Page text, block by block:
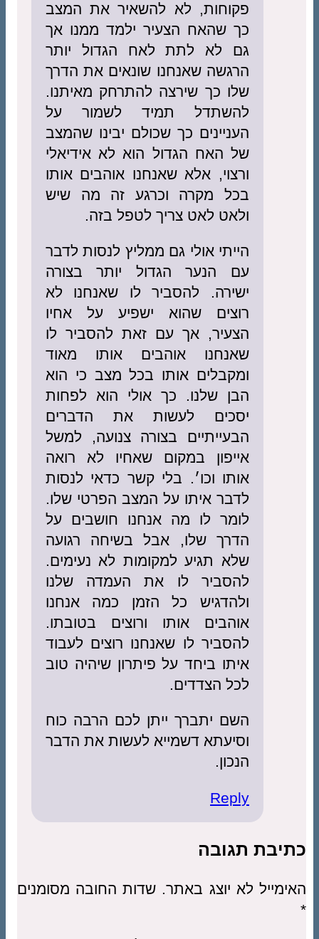
פקוחות, לא להשאיר את המצב
כך שהאח הצעיר ילמד ממנו אך
גם לא לתת לאח הגדול יותר
הרגשה שאנחנו שונאים את הדרך
שלו כך שירצה להתרחק מאיתנו.
להשתדל תמיד לשמור על
העניינים כך שכולם יבינו שהמצב
של האח הגדול הוא לא אידיאלי
ורצוי, אלא שאנחנו אוהבים אותו
בכל מקרה וכרגע זה מה שיש
ולאט לאט צריך לטפל בזה.
הייתי אולי גם ממליץ לנסות לדבר
עם הנער הגדול יותר בצורה
ישירה. להסביר לו שאנחנו לא
רוצים שהוא ישפיע על אחיו
הצעיר, אך עם זאת להסביר לו
שאנחנו אוהבים אותו מאוד
ומקבלים אותו בכל מצב כי הוא
הבן שלנו. כך אולי הוא לפחות
יסכים לעשות את הדברים
הבעייתיים בצורה צנועה, למשל
אייפון במקום שאחיו לא רואה
אותו וכו׳. בלי קשר כדאי לנסות
לדבר איתו על המצב הפרטי שלו.
לומר לו מה אנחנו חושבים על
הדרך שלו, אבל בשיחה רגועה
שלא תגיע למקומות לא נעימים.
להסביר לו את העמדה שלנו
ולהדגיש כל הזמן כמה אנחנו
אוהבים אותו ורוצים בטובתו.
להסביר לו שאנחנו רוצים לעבוד
איתו ביחד על פיתרון שיהיה טוב
לכל הצדדים.
השם יתברך ייתן לכם הרבה כוח
וסיעתא דשמייא לעשות את הדבר
הנכון.
Reply
כתיבת תגובה
האימייל לא יוצג באתר. שדות החובה מסומנים
*